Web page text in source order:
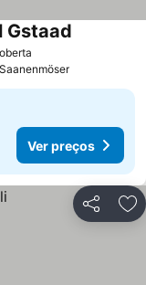
Gstaad
Ver preços
Partilhar